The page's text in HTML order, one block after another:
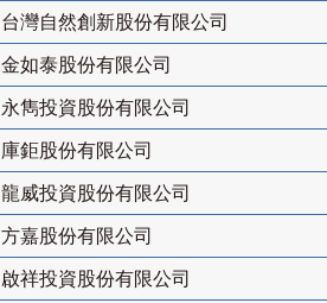
台灣自然創新股份有限公司
金如泰股份有限公司
永雋投資股份有限公司
庫鉅股份有限公司
龍威投資股份有限公司
方嘉股份有限公司
啟祥投資股份有限公司